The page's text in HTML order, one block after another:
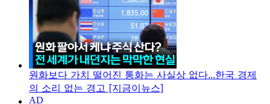
원화보다 가치 떨어진 통화는 사실상 없다...한국 경제
의 소리 없는 경고 [지금이뉴스]